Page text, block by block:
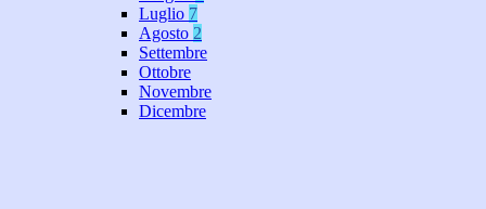
Luglio 7
Agosto 2
Settembre
Ottobre
Novembre
Dicembre